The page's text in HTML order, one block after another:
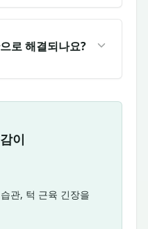
로 해결되나요?
이
관, 턱 근육 긴장을